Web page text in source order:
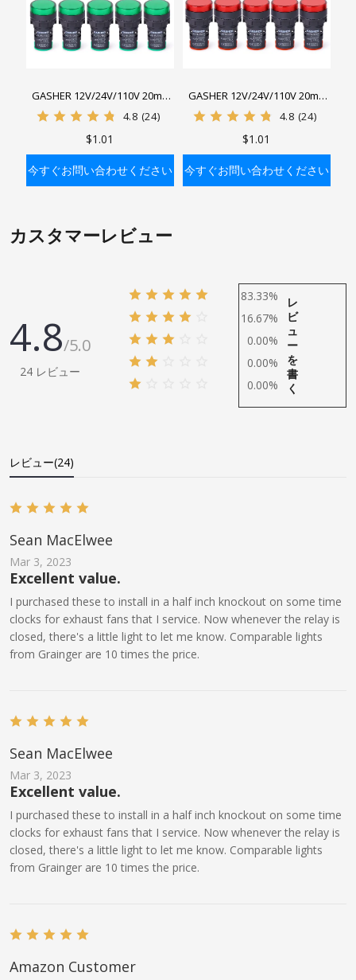
バッグに入れる
GASHER 12V/24V/110V 20mA
省エネ表示灯 取付穴サイズ
4.8 (24)
$1.01
今すぐお問い合わせください
バッグに入れる
GASHER 12V/24V/110V 20mA
省エネ表示灯 取付穴サイズ
4.8 (24)
$1.01
今すぐお問い合わせください
カスタマーレビュー
4.8/5.0
24 レビュー
83.33%
16.67%
0.00%
0.00%
0.00%
レ
ビ
ュ
ー
を
書
く
レビュー(24)
Sean MacElwee
Mar 3, 2023
Excellent value.
I purchased these to install in a half inch knockout on some time
clocks for exhaust fans that I service. Now whenever the relay is
closed, there's a little light to let me know. Comparable lights
from Grainger are 10 times the price.
Sean MacElwee
Mar 3, 2023
Excellent value.
I purchased these to install in a half inch knockout on some time
clocks for exhaust fans that I service. Now whenever the relay is
closed, there's a little light to let me know. Comparable lights
from Grainger are 10 times the price.
Amazon Customer